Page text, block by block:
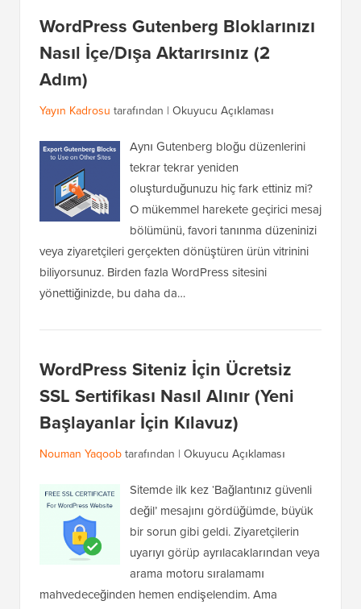
WordPress Gutenberg Bloklarınızı
Nasıl İçe/Dışa Aktarırsınız (2
Adım)
Yayın Kadrosu tarafından | Okuyucu Açıklaması
Aynı Gutenberg bloğu düzenlerini
tekrar tekrar yeniden
oluşturduğunuzu hiç fark ettiniz mi?
O mükemmel harekete geçirici mesaj
bölümünü, favori tanınma düzeninizi
veya ziyaretçileri gerçekten dönüştüren ürün vitrinini
biliyorsunuz. Birden fazla WordPress sitesini
yönettiğinizde, bu daha da…
WordPress Siteniz İçin Ücretsiz
SSL Sertifikası Nasıl Alınır (Yeni
Başlayanlar İçin Kılavuz)
Nouman Yaqoobtarafından | Okuyucu Açıklaması
Sitemde ilk kez ‘Bağlantınız güvenli
değil’ mesajını gördüğümde, büyük
bir sorun gibi geldi. Ziyaretçilerin
uyarıyı görüp ayrılacaklarından veya
arama motoru sıralamamı
mahvedeceğinden hemen endişelendim. Ama